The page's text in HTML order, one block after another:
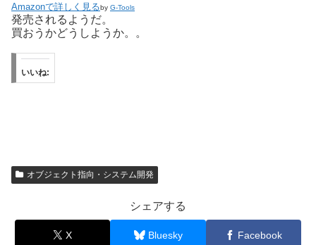
Amazonで詳しく見るby G-Tools
発売されるようだ。
買おうかどうしようか。。
いいね:
オブジェクト指向・システム開発
シェアする
X Bluesky Facebook